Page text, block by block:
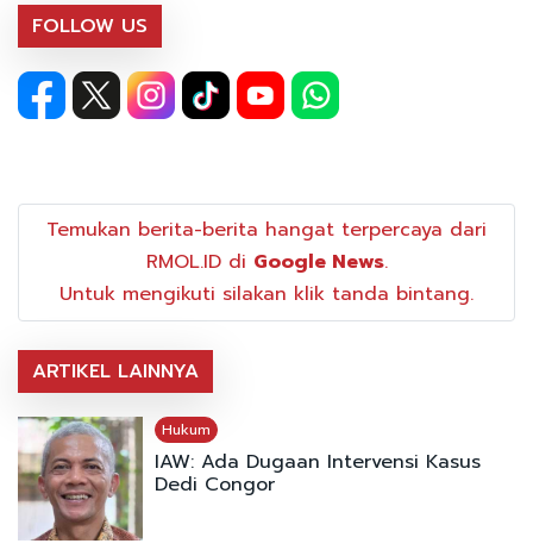
FOLLOW US
Temukan berita-berita hangat terpercaya dari
RMOL.ID di Google News.
Untuk mengikuti silakan klik tanda bintang.
ARTIKEL LAINNYA
Hukum
IAW: Ada Dugaan Intervensi Kasus
Dedi Congor